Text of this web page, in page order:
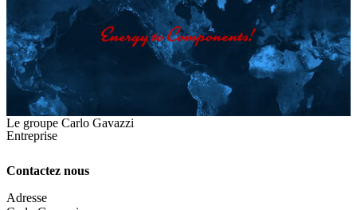
Le groupe Carlo Gavazzi
Entreprise
Contactez nous
Adresse